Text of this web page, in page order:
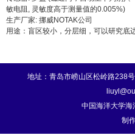
敏电阻, 灵敏度高于测量值的0.005%)
生产厂家: 挪威NOTAK公司
用途：盲区较小，分层细，可以研究底
地址：青岛市崂山区松岭路238号
中国海洋大学海
制